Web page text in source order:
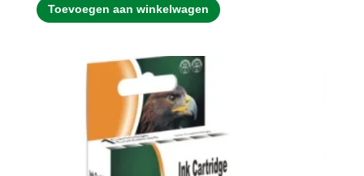
Toevoegen aan winkelwagen